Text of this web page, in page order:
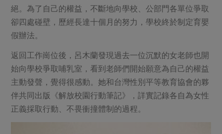
絕。為了自己的權益，不斷地向學校、公部門各單位爭取
卻四處碰壁，歷經長達十個月的努力，學校終於制定育嬰
假辦法。
返回工作崗位後，呂木蘭發現過去一位沉默的女老師也開
始向學校爭取哺乳室，看到老師們開始願意為自己的權益
主動發聲，覺得很感動。她和台灣性別平等教育協會的夥
伴共同出版《解放校園行動筆記》，詳實記錄各自為女性
正義採取行動、不畏衝撞體制的過程。